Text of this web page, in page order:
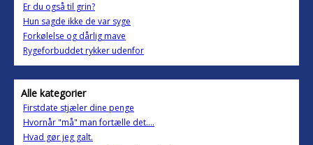
Er du også til grin?
Hun sagde ikke de var syge
Forkølelse og dårlig mave
Rygeforbuddet rykker udenfor
Alle kategorier
Firstdate stjæler dine penge
Hvornår "må" man fortælle det....
Hvad gør jeg galt.